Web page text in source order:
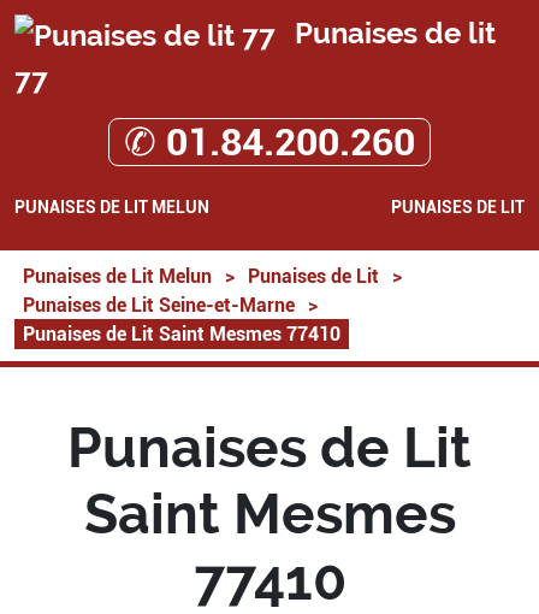
Punaises de lit
77
✆ 01.84.200.260
PUNAISES DE LIT MELUN PUNAISES DE LIT
Punaises de Lit Melun > Punaises de Lit
>
Punaises de Lit Seine-et-Marne
>
Punaises de Lit Saint Mesmes 77410
Punaises de Lit
Saint Mesmes
77410